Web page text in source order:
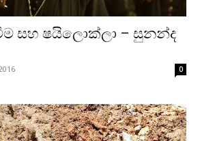
සහ ෂයිලොක්ලා – සුනන්ද
0